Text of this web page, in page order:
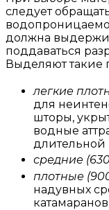
следует
должна
поддаваться
Выделяют такие
легкие
для
шторы,
водные
длительной
средние
плотные
надувных